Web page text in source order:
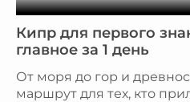
Кипр для первого
главное за 1 день
От моря до гор и
маршрут для тех, кто